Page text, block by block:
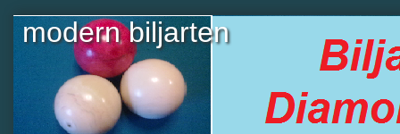
modern biljarten